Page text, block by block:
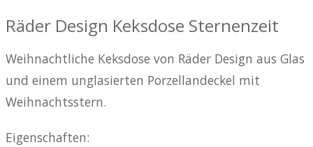
Räder Design Keksdose Sternenzeit
Weihnachtliche Keksdose von Räder Design aus Glas
und einem unglasierten Porzellandeckel mit
Weihnachtsstern.
Eigenschaften: